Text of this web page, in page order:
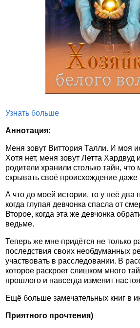
Узнать больше
Аннотация:
Меня зовут Виттория Талли. И моя
Хотя нет, меня зовут Летта
родители хранили столько тайн, что
скрывать своё происхождение даже
А что до моей истории, то у неё два
когда глупая девчонка спасла от
Второе, когда эта же девчонка
ведьме.
Теперь же мне придётся не только
последствия своих необдуманных
участвовать в расследовании. В
которое раскроет слишком много
прошлого и навсегда изменит
Ещё больше замечательных книг в
Приятного прочтения)